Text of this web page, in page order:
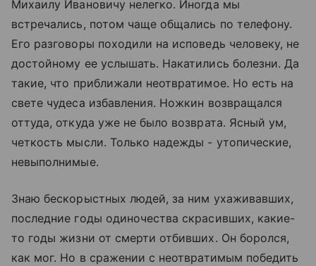
Михаилу Ивановичу нелегко. Иногда мы
встречались, потом чаще общались по телефону.
Его разговоры походили на исповедь человеку, не
достойному ее услышать. Накатились болезни. Да
такие, что приближали неотвратимое. Но есть на
свете чудеса избавления. Ножкин возвращался
оттуда, откуда уже не было возврата. Ясный ум,
четкость мысли. Только надежды - утопические,
невыполнимые.
Знаю бескорыстных людей, за ним ухаживавших,
последние годы одиночества скрасивших, какие-
то годы жизни от смерти отбивших. Он боролся,
как мог. Но в сражении с неотвратимым победить